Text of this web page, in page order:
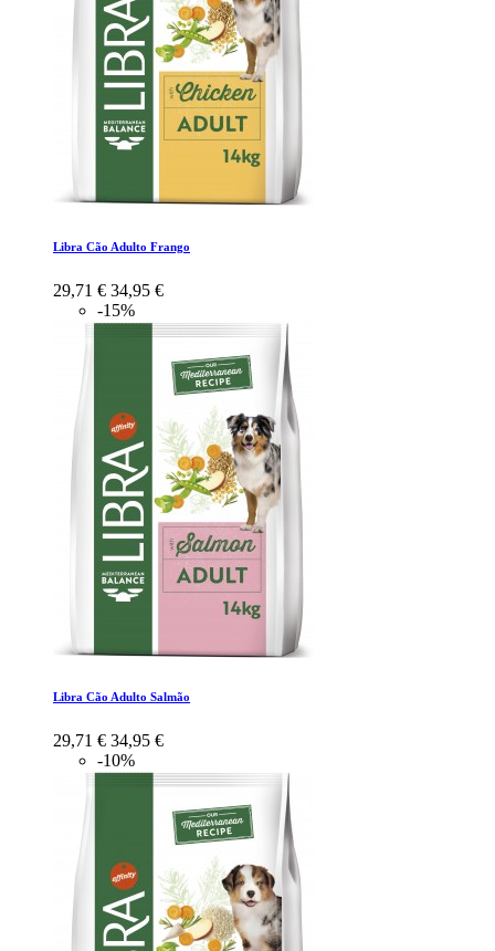
Libra Cão Adulto Frango
29,71 € 34,95 €
-15%
Libra Cão Adulto Salmão
29,71 € 34,95 €
-10%